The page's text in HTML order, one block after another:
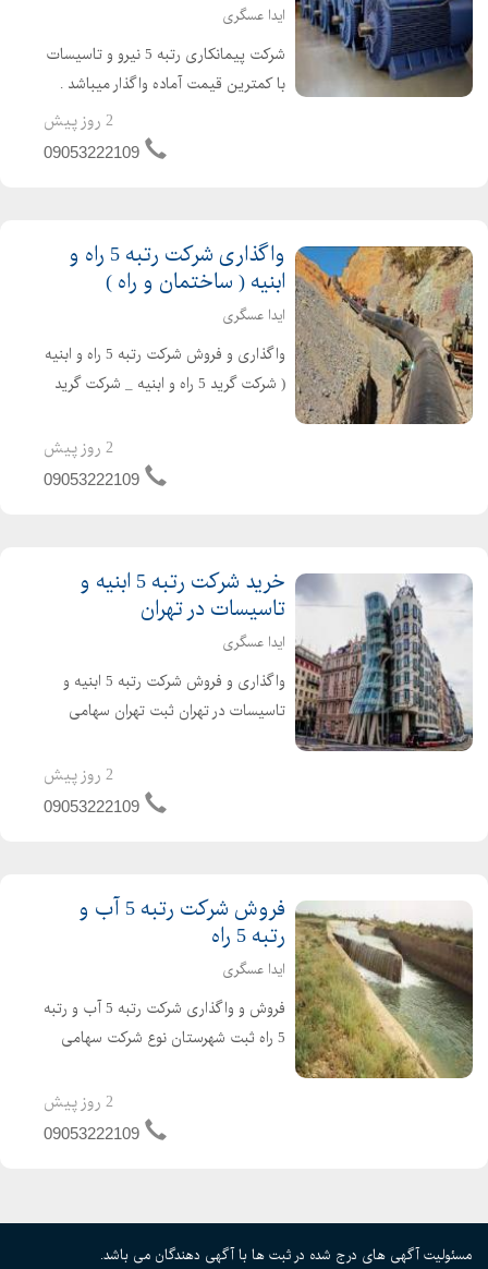
ایدا عسگری
شرکت پیمانکاری رتبه 5 نیرو و تاسیسات
با کمترین قیمت آماده واگذار میباشد .
سال اعتبار صلاحیت پیمانکاری و 4 سال
2 روز پیش
09053222109
واگذاری شرکت رتبه 5 راه و
ابنیه ( ساختمان و راه )
ایدا عسگری
واگذاری و فروش شرکت رتبه 5 راه و ابنیه
( شرکت گرید 5 راه و ابنیه _ شرکت گرید
سهامی خاص تازه تاسیس و بدون کارکرد
و بدهی دارای اعتبار کارتکس ساجاری و
2 روز پیش
09053222109
خرید شرکت رتبه 5 ابنیه و
تاسیسات در تهران
ایدا عسگری
واگذاری و فروش شرکت رتبه 5 ابنیه و
تاسیسات در تهران ثبت تهران سهامی
بدون بدهی دارای 4 سال اعبتار صلاحیت
پیمانکاری آماده واگذاری با مناسب ترین
2 روز پیش
09053222109
فروش شرکت رتبه 5 آب و
رتبه 5 راه
ایدا عسگری
فروش و واگذاری شرکت رتبه 5 آب و رتبه
5 راه ثبت شهرستان نوع شرکت سهامی
شرکت تازه صدور و تازه تاسیس است و
هیچگونه بدهی و کارکردی ندارد شرکت
2 روز پیش
09053222109
مسئولیت آگهی های درج شده در ثبت ها با آگهی دهندگان می باشد.